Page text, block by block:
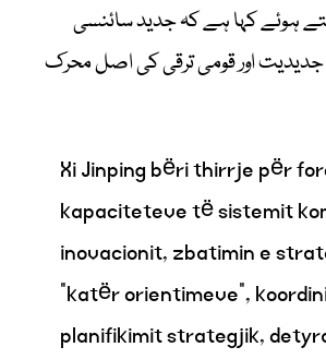
ہوئے کہا ہے کہ جدید سائنسی
اور قومی ترقی کی اصل محرک
Xi Jinping bëri thirrje për
kapaciteteve të sistemit
inovacionit, zbatimin e
"katër orientimeve",
planifikimit strategjik,